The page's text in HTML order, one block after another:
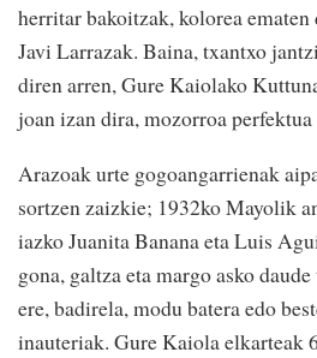
herritar bakoitzak, kolorea
Javi Larrazak. Baina, txantxo
diren arren, Gure Kaiolako
joan izan dira, mozorroa
Arazoak urte gogoangarrienak
sortzen zaizkie; 1932ko Mayolik
iazko Juanita Banana eta Luis
gona, galtza eta margo asko
ere, badirela, modu batera edo
inauteriak. Gure Kaiola elkarteak